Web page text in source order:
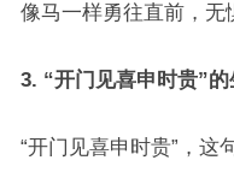
像马一样勇往直前，无
3. “开门见喜申时贵”
“开门见喜申时贵”，这